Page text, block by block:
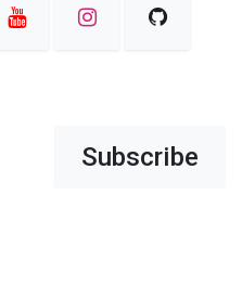
Subscribe